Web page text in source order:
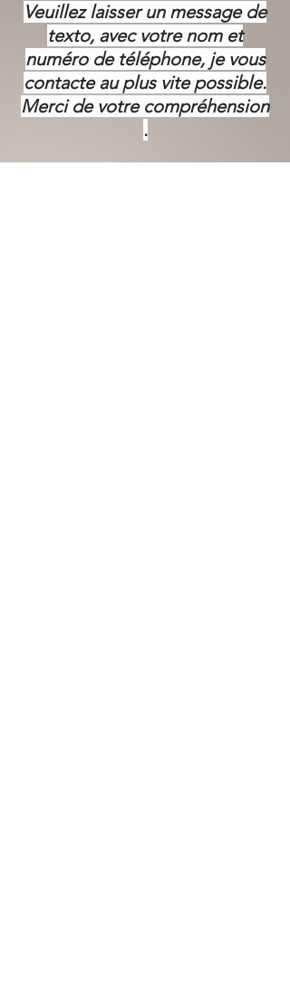
Veuillez laisser un message de
texto, avec votre nom et
numéro de téléphone, je vous
contacte au plus vite possible.
Merci de votre compréhension
.